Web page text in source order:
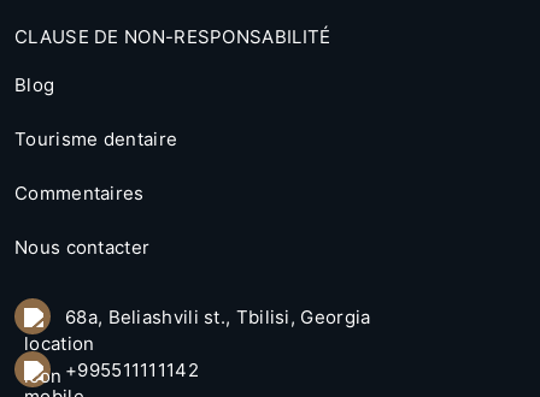
CLAUSE DE NON-RESPONSABILITÉ
Blog
Tourisme dentaire
Commentaires
Nous contacter
68a, Beliashvili st., Tbilisi, Georgia
+995511111142